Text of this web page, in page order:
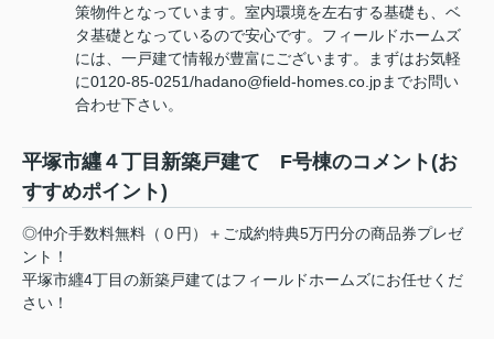
策物件となっています。室内環境を左右する基礎も、ベ
タ基礎となっているので安心です。フィールドホームズ
には、一戸建て情報が豊富にございます。まずはお気軽
に0120-85-0251/hadano@field-homes.co.jpまでお問い
合わせ下さい。
平塚市纒４丁目新築戸建て F号棟のコメント(お
すすめポイント)
◎仲介手数料無料（０円）＋ご成約特典5万円分の商品券プレゼ
ント！
平塚市纒4丁目の新築戸建てはフィールドホームズにお任せくだ
さい！